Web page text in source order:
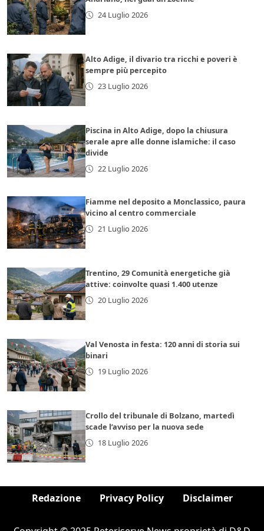
24 Luglio 2026
Alto Adige, il divario tra ricchi e poveri è
sempre più percepito
23 Luglio 2026
Piscina in Alto Adige, dopo la chiusura
serale apre alle donne islamiche: il caso
divide
22 Luglio 2026
Fiamme nel deposito a Monclassico, paura
vicino al centro commerciale
21 Luglio 2026
Trentino, 29 Comunità energetiche già
attive: coinvolte quasi 1.400 utenze
20 Luglio 2026
Val Venosta in festa: 120 anni di storia sui
binari
19 Luglio 2026
Crollo del tribunale di Bolzano, martedì
scade l’avviso per la nuova sede
18 Luglio 2026
Redazione Privacy Policy Disclaimer